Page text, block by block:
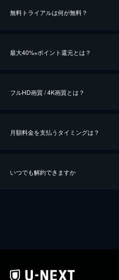
無料トライアルは何が無料？
最大40%※ポイント還元とは？
※40％ポイント還元の対象は、クレジットカー
フルHD画質 / 4K画質とは？
月額料金を支払うタイミングは？
いつでも解約できますか